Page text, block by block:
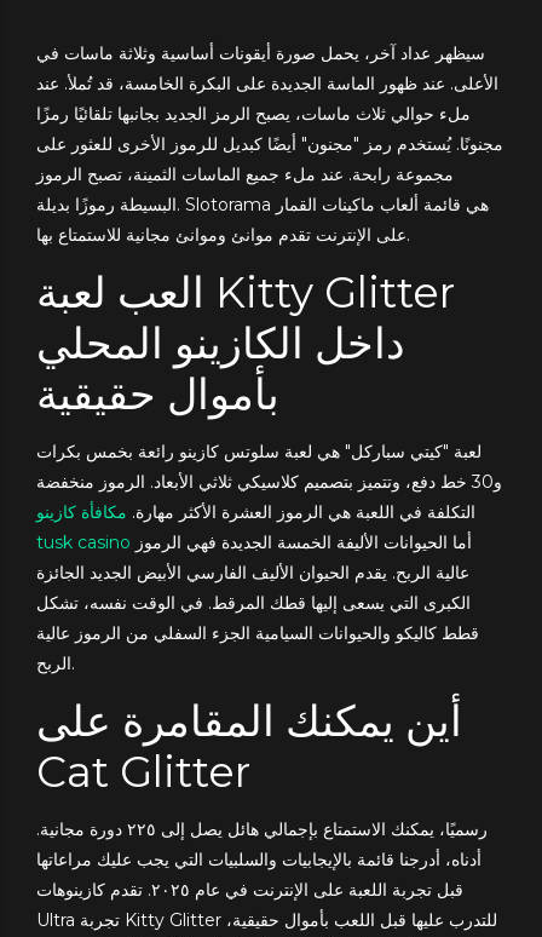
سيظهر عداد آخر، يحمل صورة أيقونات أساسية وثلاثة ماسات في
الأعلى. عند ظهور الماسة الجديدة على البكرة الخامسة، قد تُملأ. عند
ملء حوالي ثلاث ماسات، يصبح الرمز الجديد بجانبها تلقائيًا رمزًا
مجنونًا. يُستخدم رمز "مجنون" أيضًا كبديل للرموز الأخرى للعثور على
مجموعة رابحة. عند ملء جميع الماسات الثمينة، تصبح الرموز
البسيطة رموزًا بديلة. Slotorama هي قائمة ألعاب ماكينات القمار
على الإنترنت تقدم موانئ وموانئ مجانية للاستمتاع بها.
العب لعبة Kitty Glitter
داخل الكازينو المحلي
بأموال حقيقية
لعبة "كيتي سباركل" هي لعبة سلوتس كازينو رائعة بخمس بكرات
و30 خط دفع، وتتميز بتصميم كلاسيكي ثلاثي الأبعاد. الرموز منخفضة
التكلفة في اللعبة هي الرموز العشرة الأكثر مهارة. مكافأة كازينو
tusk casino
عالية الربح. يقدم الحيوان الأليف الفارسي الأبيض الجديد الجائزة
الكبرى التي يسعى إليها قطك المرقط. في الوقت نفسه، تشكل
قطط كاليكو والحيوانات السيامية الجزء السفلي من الرموز عالية
الربح.
أين يمكنك المقامرة على
Cat Glitter
رسميًا، يمكنك الاستمتاع بإجمالي هائل يصل إلى ٢٢٥ دورة مجانية.
أدناه، أدرجنا قائمة بالإيجابيات والسلبيات التي يجب عليك مراعاتها
قبل تجربة اللعبة على الإنترنت في عام ٢٠٢٥. تقدم كازينوهات
Ultra تجربة Kitty Glitter للتدرب عليها قبل اللعب بأموال حقيقية،